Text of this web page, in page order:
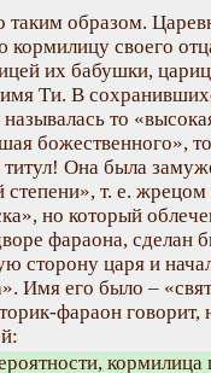
таким образом.
своего
их бабушки,
Ти. В
то
божественного»,
Она была
степени», т. е.
но который
фараона, сделан
сторону царя и
Имя его было –
фараон говорит,
кормилица